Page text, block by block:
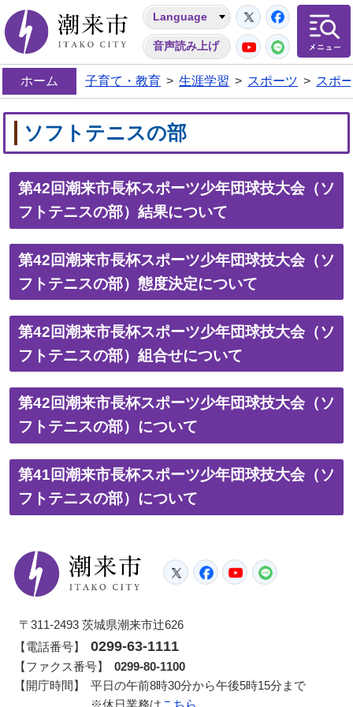
潮来市
Language
音声読み上げ
Twitter
YouTube
LINE
ホーム 子育て・教育 > 生涯学習 > スポーツ > スポ
ソフトテニスの部
第42回潮来市長杯スポーツ少年団球技大会（ソ
フトテニスの部）結果について
第42回潮来市長杯スポーツ少年団球技大会（ソ
フトテニスの部）態度決定について
第42回潮来市長杯スポーツ少年団球技大会（ソ
フトテニスの部）組合せについて
第42回潮来市長杯スポーツ少年団球技大会（ソ
フトテニスの部）について
第41回潮来市長杯スポーツ少年団球技大会（ソ
フトテニスの部）について
潮来市
TwitterFacebook
YouTube
〒311-2493 茨城県潮来市辻626
【電話番号】
0299-63-1111
【ファクス番号】
0299-80-1100
【開庁時間】
平日の午前8時30分から午後5時15分まで